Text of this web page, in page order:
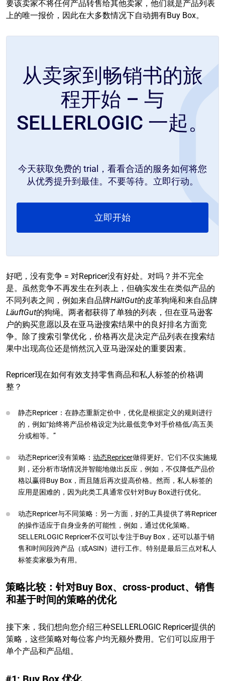
要该卖家不将任何产品转售给其他卖家，他们就是产品列表
上的唯一报价，因此在大多数情况下自动拥有Buy Box。
从卖家到畅销书的旅
程开始 – 与
SELLERLOGIC 一起。
今天获取免费的 trial，看看合适的服务如何将您
从优秀提升到最佳。不要等待。立即行动。
立即开始
好吧，没有竞争 = 对Repricer没有好处。对吗？并不完全
是。虽然竞争不再发生在列表上，但确实发生在类似产品的
不同列表之间，例如来自品牌HältGut的皮革狗绳和来自品牌
LäuftGut的狗绳。两者都获得了单独的列表，但在亚马逊客
户的购买意愿以及在亚马逊搜索结果中的良好排名方面竞
争。除了搜索引擎优化，价格再次是决定产品列表在搜索结
果中出现高位还是悄然沉入亚马逊深处的重要因素。
Repricer现在如何有效支持零售商品和私人标签的价格调
整？
静态Repricer：在静态重新定价中，优化是根据定义的规则进行
的，例如“始终将产品价格设定为比最低竞争对手价格低/高五美
分或相等。”
动态Repricer没有策略： 动态Repricer做得更好。它们不仅实施规
则，还分析市场情况并智能地做出反应，例如，不仅降低产品价
格以赢得Buy Box，而且随后再次提高价格。然而，私人标签的
应用是困难的，因为此类工具通常仅针对Buy Box进行优化。
动态Repricer与不同策略：另一方面，好的工具提供了将Repricer
的操作适应于自身业务的可能性，例如，通过优化策略。
SELLERLOGIC Repricer不仅可以专注于Buy Box，还可以基于销
售和时间段跨产品（或ASIN）进行工作。特别是最后三点对私人
标签卖家极为有用。
策略比较：针对Buy Box、cross-product、销售
和基于时间的策略的优化
接下来，我们想向您介绍三种SELLERLOGIC Repricer提供的
策略，这些策略对每位客户均无额外费用。它们可以应用于
单个产品和产品组。